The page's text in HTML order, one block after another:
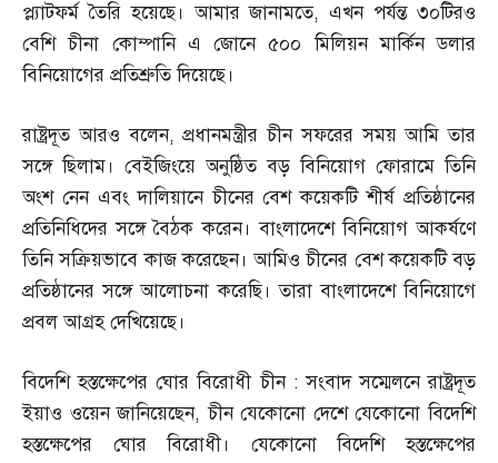
প্ল্যাটফর্ম তৈরি হয়েছে। আমার জানামতে,এখন পর্যন্ত ৩০টিরও
বেশি চীনা কোম্পানি এ জোনে ৫০০ মিলিয়ন মার্কিন ডলার
বিনিয়োগের প্রতিশ্রুতি দিয়েছে।
রাষ্ট্রদূত আরও বলেন,প্রধানমন্ত্রীর চীন সফরের সময় আমি তার
সঙ্গে ছিলাম। বেইজিংয়ে অনুষ্ঠিত বড় বিনিয়োগ ফোরামে তিনি
অংশ নেন এবং দালিয়ানে চীনের বেশ কয়েকটি শীর্ষ প্রতিষ্ঠানের
প্রতিনিধিদের সঙ্গে বৈঠক করেন। বাংলাদেশে বিনিয়োগ আকর্ষণে
তিনি সক্রিয়ভাবে কাজ করেছেন। আমিও চীনের বেশ কয়েকটি বড়
প্রতিষ্ঠানের সঙ্গে আলোচনা করেছি। তারা বাংলাদেশে বিনিয়োগে
প্রবল আগ্রহ দেখিয়েছে।
বিদেশি হস্তক্ষেপের ঘোর বিরোধী চীন :সংবাদ সম্মেলনে রাষ্ট্রদূত
ইয়াও ওয়েন জানিয়েছেন,চীন যেকোনো দেশে যেকোনো বিদেশি
হস্তক্ষেপের ঘোর বিরোধী। যেকোনো বিদেশি হস্তক্ষেপের